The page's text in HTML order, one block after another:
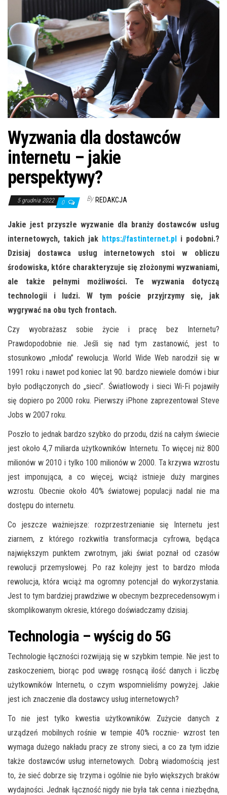
Wyzwania dla dostawców
internetu – jakie
perspektywy?
5 grudnia 2022 0 By REDAKCJA
Jakie jest przyszłe wyzwanie dla branży dostawców usług
internetowych, takich jak https://fastinternet.pl i podobni.?
Dzisiaj dostawca usług internetowych stoi w obliczu
środowiska, które charakteryzuje się złożonymi wyzwaniami,
ale także pełnymi możliwości. Te wyzwania dotyczą
technologii i ludzi. W tym poście przyjrzymy się, jak
wygrywać na obu tych frontach.
Czy wyobrażasz sobie życie i pracę bez Internetu?
Prawdopodobnie nie. Jeśli się nad tym zastanowić, jest to
stosunkowo „młoda” rewolucja. World Wide Web narodził się w
1991 roku i nawet pod koniec lat 90. bardzo niewiele domów i biur
było podłączonych do „sieci”. Światłowody i sieci Wi-Fi pojawiły
się dopiero po 2000 roku. Pierwszy iPhone zaprezentował Steve
Jobs w 2007 roku.
Poszło to jednak bardzoszybko do przodu, dziśna całym świecie
jest około 4,7 miliarda użytkowników Internetu. To więcej niż 800
milionów w 2010 i tylko 100 milionów w 2000. Ta krzywa wzrostu
jest imponująca, a co więcej, wciąż istnieje duży margines
wzrostu. Obecnie około 40% światowej populacji nadal nie ma
dostępu do internetu.
Co jeszcze ważniejsze: rozprzestrzenianie się Internetu jest
ziarnem, z którego rozkwitła transformacja cyfrowa, będąca
największym punktem zwrotnym, jaki świat poznał od czasów
rewolucji przemysłowej. Po raz kolejny jest to bardzo młoda
rewolucja, która wciąż ma ogromny potencjał do wykorzystania.
Jest to tym bardziej prawdziwe w obecnym bezprecedensowym i
skomplikowanym okresie, którego doświadczamy dzisiaj.
Technologia – wyścig do 5G
Technologie łączności rozwijają się w szybkim tempie. Nie jest to
zaskoczeniem, biorąc pod uwagę rosnącą ilość danych i liczbę
użytkowników Internetu, o czym wspomnieliśmy powyżej. Jakie
jest ich znaczenie dla dostawcy usług internetowych?
To nie jest tylko kwestia użytkowników. Zużycie danych z
urządzeń mobilnych rośnie w tempie 40% rocznie- wzrost ten
wymaga dużego nakładu pracy ze strony sieci, a co za tym idzie
także dostawców usług internetowych. Dobrą wiadomością jest
to, że sieć dobrze się trzyma i ogólnie nie było większych braków
wydajności. Jednak łączność nigdy nie była tak cenna i niezbędna,